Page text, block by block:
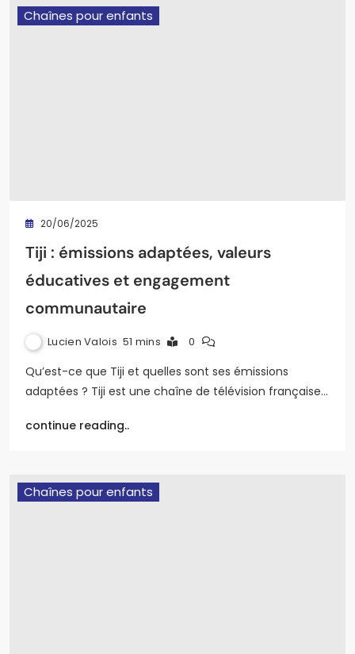
Chaînes pour enfants
20/06/2025
Tiji : émissions adaptées, valeurs
éducatives et engagement
communautaire
Lucien Valois 51 mins 0
Qu’est-ce que Tiji et quelles sont ses émissions
adaptées ? Tiji est une chaîne de télévision française…
continue reading..
Chaînes pour enfants